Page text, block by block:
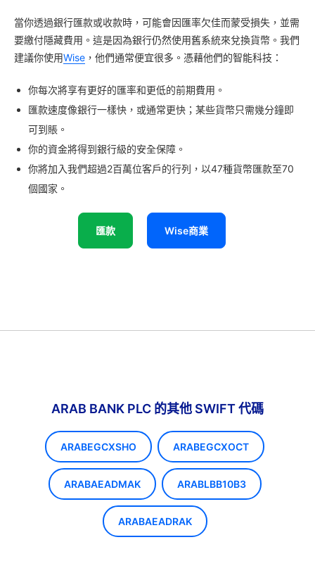
當你透過銀行匯款或收款時，可能會因匯率欠佳而蒙受損失，並需
要繳付隱藏費用。這是因為銀行仍然使用舊系統來兌換貨幣。我們
建議你使用Wise ，他們通常便宜很多。憑藉他們的智能科技：
你每次將享有更好的匯率和更低的前期費用。
匯款速度像銀行一樣快，或通常更快；某些貨幣只需幾分鐘即
可到賬。
你的資金將得到銀行級的安全保障。
你將加入我們超過2百萬位客戶的行列，以47種貨幣匯款至70
個國家。
匯款 Wise商業
ARAB BANK PLC 的其他 SWIFT 代碼
ARABEGCXSHO ARABEGCXOCT
ARABAEADMAK ARABLBB10B3
ARABAEADRAK